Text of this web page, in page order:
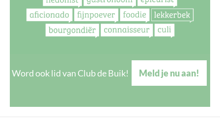
Word ook lid van Club de Buik! Meld je nu aan!